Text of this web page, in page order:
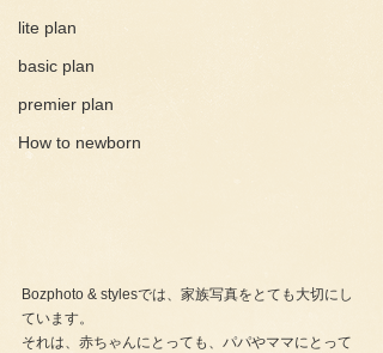
lite plan
basic plan
premier plan
How to newborn
Bozphoto & stylesでは、家族写真をとても大切にし
ています。
それは、赤ちゃんにとっても、パパやママにとって